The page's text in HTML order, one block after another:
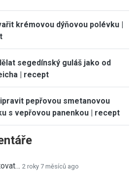
krémovou dýňovou polévku |
segedínský guláš jako od
| recept
pepřovou smetanovou
s vepřovou panenkou | recept
2 roky 7 měsíců ago